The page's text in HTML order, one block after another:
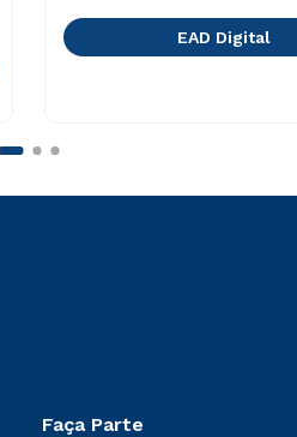
EAD Digital
Faça Parte